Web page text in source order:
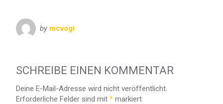
by mcvogi
SCHREIBE EINEN KOMMENTAR
Deine E-Mail-Adresse wird nicht veröffentlicht.
Erforderliche Felder sind mit * markiert